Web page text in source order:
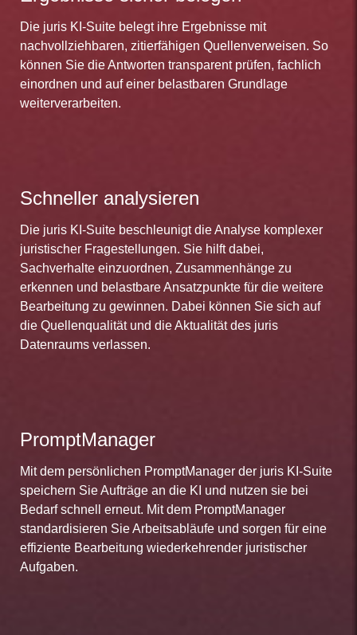
Die juris KI-Suite belegt ihre Ergebnisse mit
nachvollziehbaren, zitierfähigen Quellenverweisen. So
können Sie die Antworten transparent prüfen, fachlich
einordnen und auf einer belastbaren Grundlage
weiterverarbeiten.
Schneller analysieren
Die juris KI-Suite beschleunigt die Analyse komplexer
juristischer Fragestellungen. Sie hilft dabei,
Sachverhalte einzuordnen, Zusammenhänge zu
erkennen und belastbare Ansatzpunkte für die weitere
Bearbeitung zu gewinnen. Dabei können Sie sich auf
die Quellenqualität und die Aktualität des juris
Datenraums verlassen.
PromptManager
Mit dem persönlichen PromptManager der juris KI-Suite
speichern Sie Aufträge an die KI und nutzen sie bei
Bedarf schnell erneut. Mit dem PromptManager
standardisieren Sie Arbeitsabläufe und sorgen für eine
effiziente Bearbeitung wiederkehrender juristischer
Aufgaben.